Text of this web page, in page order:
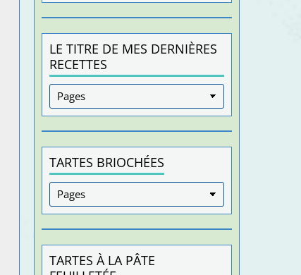
LE TITRE DE MES DERNIÈRES
RECETTES
TARTES BRIOCHÉES
TARTES À LA PÂTE